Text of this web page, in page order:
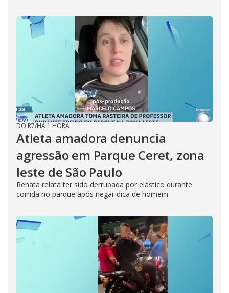
DO R7/HÁ 1 HORA
Atleta amadora denuncia
agressão em Parque Ceret, zona
leste de São Paulo
Renata relata ter sido derrubada por elástico durante
corrida no parque após negar dica de homem